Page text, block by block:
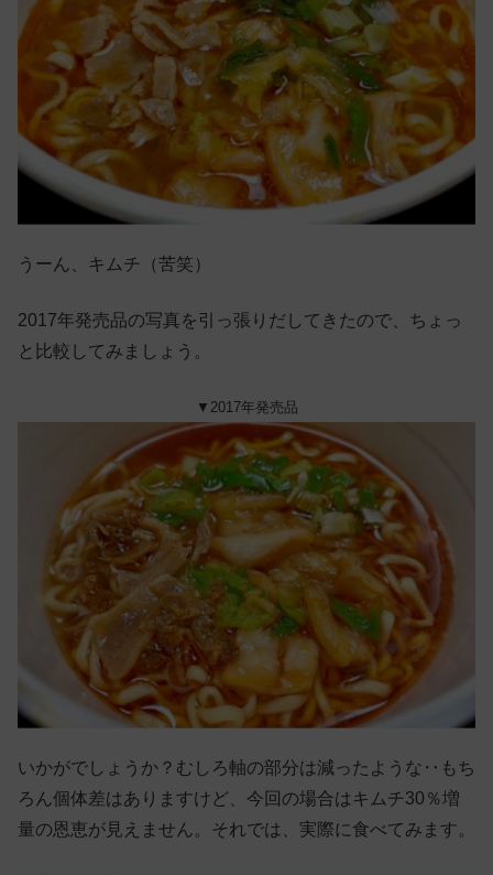
うーん、キムチ（苦笑）
2017年発売品の写真を引っ張りだしてきたので、ちょっ
と比較してみましょう。
▼2017年発売品
いかがでしょうか？むしろ軸の部分は減ったような‥もち
ろん個体差はありますけど、今回の場合はキムチ30％増
量の恩恵が見えません。それでは、実際に食べてみます。